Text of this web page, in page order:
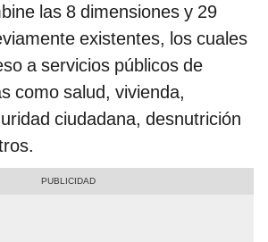
las 8 dimensiones y 29
existentes, los cuales
a servicios públicos de
como salud, vivienda,
ciudadana, desnutrición